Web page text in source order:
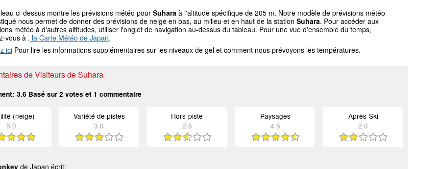
ci-dessus montre les prévisions météo pour Suhara à l'altitude spécifique de 205 m. Notre modèle de prévisions météo
nous permet de donner des prévisions de neige en bas, au milieu et en haut de la station Suhara. Pour accéder aux
météo à d'autres altitudes, utiliser l'onglet de navigation au-dessus du tableau. Pour une vue d'ensemble du temps,
vous à , la Carte Météo de Japan.
ici Pour lire les informations supplémentaires sur les niveaux de gel et comment nous prévoyons les températures.
de Visiteurs de Suhara
3.6 Basé sur 2 votes et 1 commentaire
(neige)
5.0
Variété de pistes
3.0
Hors-piste
2.5
Paysages
4.5
Après-Ski
2.0
de Japan écrit: